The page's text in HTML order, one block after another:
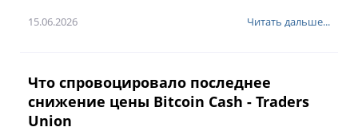
15.06.2026 Читать дальше...
Что спровоцировало последнее
снижение цены Bitcoin Cash - Traders
Union